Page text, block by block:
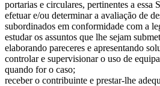
portarias e circulares, pertinentes a essa
efetuar e/ou determinar a avaliação de
subordinados em conformidade com a
estudar os assuntos que lhe sejam
elaborando pareceres e apresentando
controlar e supervisionar o uso de
quando for o caso;
receber o contribuinte e prestar-lhe